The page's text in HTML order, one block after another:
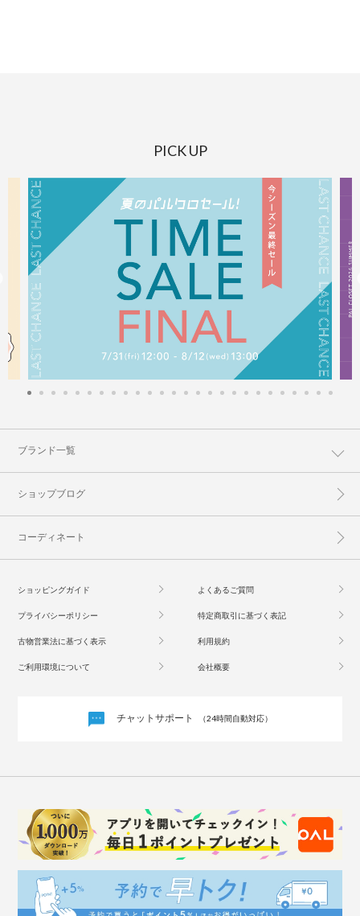
PICK UP
ブランド一覧
ショップブログ
コーディネート
ショッピングガイド よくあるご質問
プライバシーポリシー 特定商取引に基づく表記
古物営業法に基づく表示 利用規約
ご利用環境について 会社概要
チャットサポート （24時間自動対応）